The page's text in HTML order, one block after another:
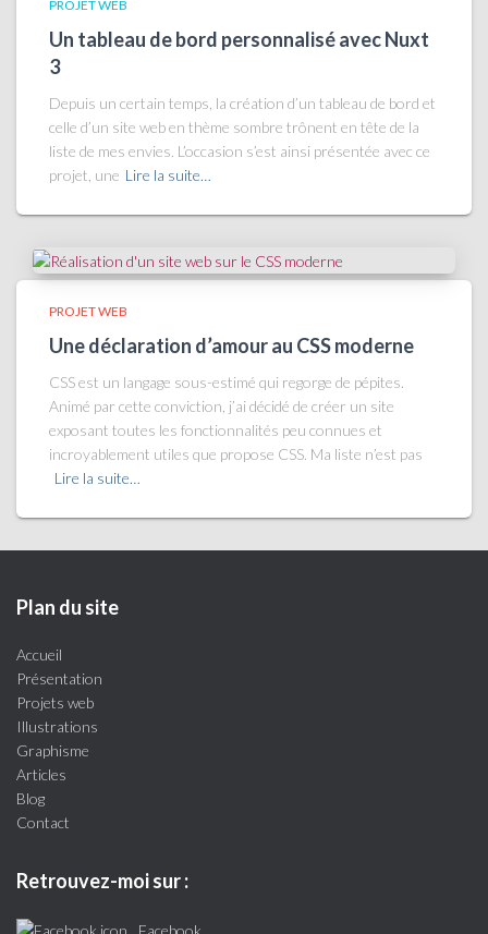
PROJET WEB
Un tableau de bord personnalisé avec Nuxt
3
Depuis un certain temps, la création d’un tableau de bord et
celle d’un site web en thème sombre trônent en tête de la
liste de mes envies. L’occasion s’est ainsi présentée avec ce
projet, une Lire la suite…
PROJET WEB
Une déclaration d’amour au CSS moderne
CSS est un langage sous-estimé qui regorge de pépites.
Animé par cette conviction, j’ai décidé de créer un site
exposant toutes les fonctionnalités peu connues et
incroyablement utiles que propose CSS. Ma liste n’est pas
Lire la suite…
Plan du site
Accueil
Présentation
Projets web
Illustrations
Graphisme
Articles
Blog
Contact
Retrouvez-moi sur :
Facebook